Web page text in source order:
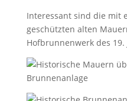
Interessant sind die mit
geschützten alten
Hofbrunnenwerk des